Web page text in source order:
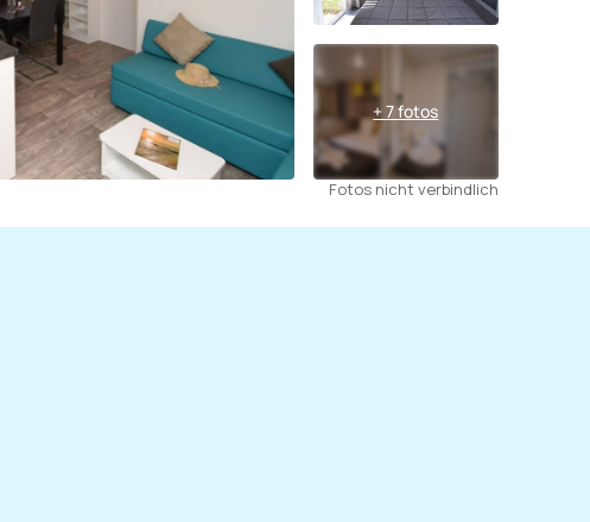
+ 7 fotos
Fotos nicht verbindlich